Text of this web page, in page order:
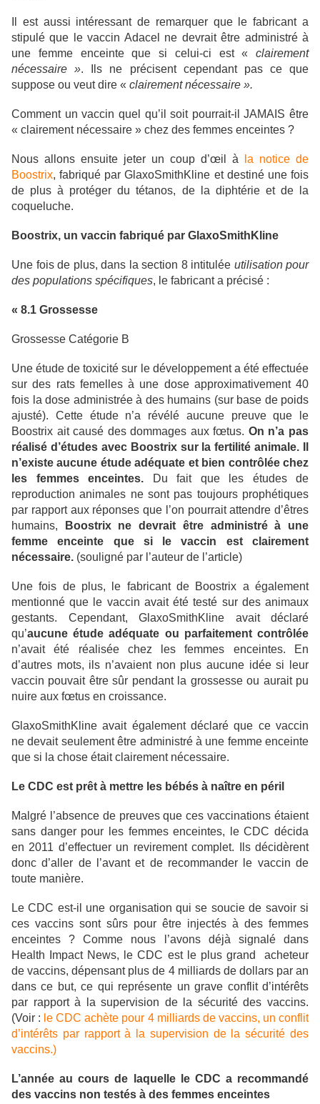
Il est aussi intéressant de remarquer que le fabricant a
stipulé que le vaccin Adacel ne devrait être administré à
une femme enceinte que si celui-ci est « clairement
nécessaire ». Ils ne précisent cependant pas ce que
suppose ou veut dire « clairement nécessaire ».
Comment un vaccin quel qu’il soit pourrait-il JAMAIS être
« clairement nécessaire » chez des femmes enceintes ?
Nous allons ensuite jeter un coup d’œil à
la notice de
Boostrix, fabriqué par GlaxoSmithKline et destiné une fois
de plus à protéger du tétanos, de la diphtérie et de la
coqueluche.
Boostrix, un vaccin fabriqué par GlaxoSmithKline
Une fois de plus, dans la section 8 intitulée utilisation pour
des populations spécifiques, le fabricant a précisé :
« 8.1 Grossesse
Grossesse Catégorie B
Une étude de toxicité sur le développement a été effectuée
sur des rats femelles à une dose approximativement 40
fois la dose administrée à des humains (sur base de poids
ajusté). Cette étude n’a révélé aucune preuve que le
Boostrix ait causé des dommages aux fœtus. On n’a pas
réalisé d’études avec Boostrix sur la fertilité animale. Il
n’existe aucune étude adéquate et bien contrôlée chez
les femmes enceintes. Du fait que les études de
reproduction animales ne sont pas toujours prophétiques
par rapport aux réponses que l’on pourrait attendre d’êtres
humains,
Boostrix ne devrait être administré à une
femme enceinte que si le vaccin est clairement
nécessaire. (souligné par l’auteur de l’article)
Une fois de plus, le fabricant de Boostrix a également
mentionné que le vaccin avait été testé sur des animaux
gestants. Cependant, GlaxoSmithKline avait déclaré
qu’aucune étude adéquate ou parfaitement contrôlée
n’avait été réalisée chez les femmes enceintes. En
d’autres mots, ils n’avaient non plus aucune idée si leur
vaccin pouvait être sûr pendant la grossesse ou aurait pu
nuire aux fœtus en croissance.
GlaxoSmithKline avait également déclaré que ce vaccin
ne devait seulement être administré à une femme enceinte
que si la chose était clairement nécessaire.
Le CDC est prêt à mettre les bébés à naître en péril
Malgré l’absence de preuves que ces vaccinations étaient
sans danger pour les femmes enceintes, le CDC décida
en 2011 d’effectuer un revirement complet. Ils décidèrent
donc d’aller de l’avant et de recommander le vaccin de
toute manière.
Le CDC est-il une organisation qui se soucie de savoir si
ces vaccins sont sûrs pour être injectés à des femmes
enceintes ? Comme nous l’avons déjà signalé dans
Health Impact News, le CDC est le plus grand acheteur
de vaccins, dépensant plus de 4 milliards de dollars par an
dans ce but, ce qui représente un grave conflit d’intérêts
par rapport à la supervision de la sécurité des vaccins.
(Voir : le CDC achète pour 4 milliards de vaccins, un conflit
d’intérêts par rapport à la supervision de la sécurité des
vaccins.)
L’année au cours de laquelle le CDC a recommandé
des vaccins non testés à des femmes enceintes